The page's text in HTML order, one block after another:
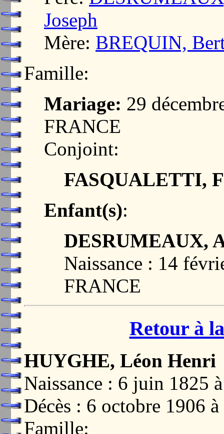
Joseph
Mère: BREQUIN,
Famille:
Mariage: 29
FRANCE
Conjoint:
FASQUALETTI,
Enfant(s):
DESRUMEAUX,
Naissance : 14
FRANCE
Retour à
HUYGHE, Léon Henri
Naissance : 6 juin 1825
Décès : 6 octobre 1906
Famille: